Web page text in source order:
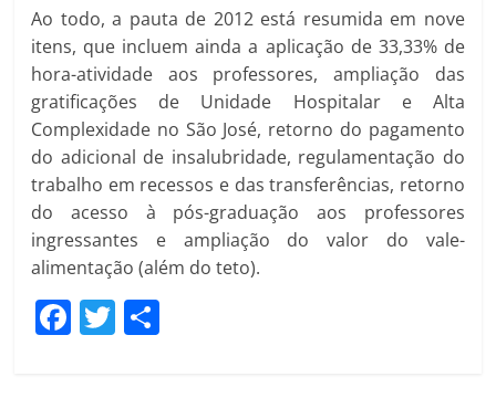
Ao todo, a pauta de 2012 está resumida em nove
itens, que incluem ainda a aplicação de 33,33% de
hora-atividade aos professores, ampliação das
gratificações de Unidade Hospitalar e Alta
Complexidade no São José, retorno do pagamento
do adicional de insalubridade, regulamentação do
trabalho em recessos e das transferências, retorno
do acesso à pós-graduação aos professores
ingressantes e ampliação do valor do vale-
alimentação (além do teto).
F T